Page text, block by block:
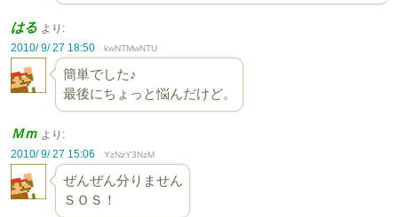
はる より:
2010/ 9/ 27 18:50
kwNTMwNTU
簡単でした♪
最後にちょっと悩んだけど。
Ｍｍ より:
2010/ 9/ 27 15:06
YzNzY3NzM
ぜんぜん分りません
ＳＯＳ！